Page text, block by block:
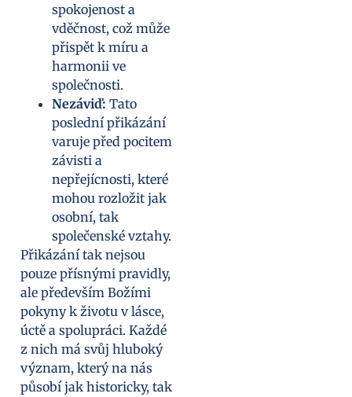
spokojenost a
vděčnost, což může
přispět k míru a
harmonii ve
společnosti.
Nezáviď: Tato
poslední přikázání
varuje před pocitem
závisti a
nepřejícnosti, které
mohou rozložit jak
osobní, tak
společenské vztahy.
Přikázání tak nejsou
pouze přísnými pravidly,
ale především Božími
pokyny k životu v lásce,
úctě a spolupráci. Každé
z nich má svůj hluboký
význam, který na nás
působí jak historicky, tak